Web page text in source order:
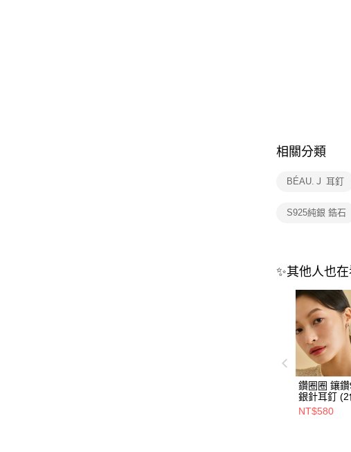
相關分類
BÉAU.Ｊ 耳釘
S925純銀 鋯石
✨其他人也
鑽圈圈 鑲
銀針耳釘 (2
NT$580